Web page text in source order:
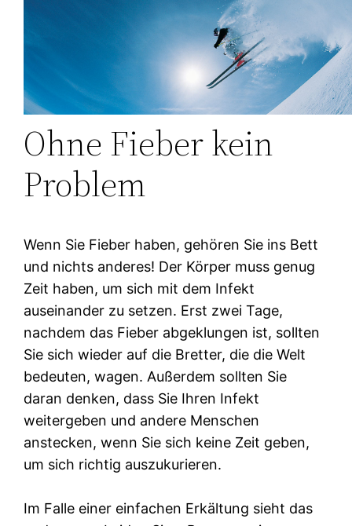
Ohne Fieber kein
Problem
Wenn Sie Fieber haben, gehören Sie ins Bett
und nichts anderes! Der Körper muss genug
Zeit haben, um sich mit dem Infekt
auseinander zu setzen. Erst zwei Tage,
nachdem das Fieber abgeklungen ist, sollten
Sie sich wieder auf die Bretter, die die Welt
bedeuten, wagen. Außerdem sollten Sie
daran denken, dass Sie Ihren Infekt
weitergeben und andere Menschen
anstecken, wenn Sie sich keine Zeit geben,
um sich richtig auszukurieren.
Im Falle einer einfachen Erkältung sieht das